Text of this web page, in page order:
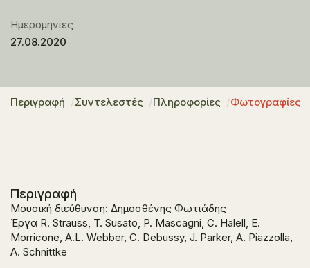
Ημερομηνίες
27.08.2020
Περιγραφή Συντελεστές Πληροφορίες Φωτογραφίες
Περιγραφή
Μουσική διεύθυνση: Δημοσθένης Φωτιάδης
Έργα R. Strauss, T. Susato, P. Mascagni, C. Halell, E.
Morricone, A.L. Webber, C. Debussy, J. Parker, A. Piazzolla,
A. Schnittke